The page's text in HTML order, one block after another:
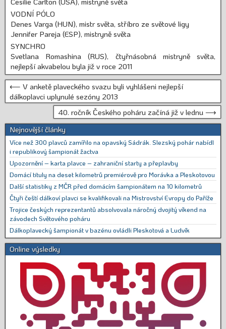
VODNÍ PÓLO
Denes Varga (HUN), mistr světa, stříbro ze světové ligy
Jennifer Pareja (ESP), mistryně světa
SYNCHRO
Svetlana Romashina (RUS), čtyřnásobná mistryně světa,
nejlepší akvabelou byla již v roce 2011
⟵ V anketě plaveckého svazu byli vyhlášeni nejlepší
dálkoplavci uplynulé sezóny 2013
40. ročník Českého poháru začíná již v lednu ⟶
Nejnovější články
Více než 300 plavců zamířilo na opavský Sádrák. Slezský pohár nabídl
i republikový šampionát žactva
Upozornění – karta plavce – zahraniční starty a přeplavby
Domácí tituly na deset kilometrů premiérově pro Morávka a Pleskotovou
Další statistiky z MČR před domácím šampionátem na 10 kilometrů
Čtyři čeští dálkoví plavci se kvalifikovali na Mistrovství Evropy do Paříže
Trojice českých reprezentantů absolvovala náročný dvojitý víkend na
závodech Světového poháru
Dálkoplavecký šampionát v bazénu ovládli Pleskotová a Ludvík
Online výsledky